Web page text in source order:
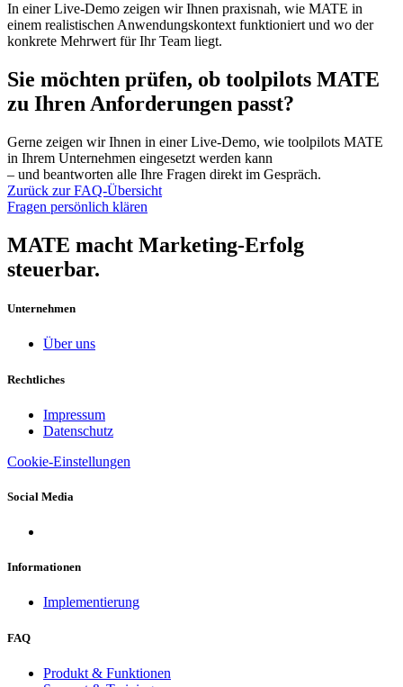
In einer Live-Demo zeigen wir Ihnen praxisnah, wie MATE in
einem realistischen Anwendungskontext funktioniert und wo der
konkrete Mehrwert für Ihr Team liegt.
Sie möchten prüfen, ob toolpilots MATE
zu Ihren Anforderungen passt?
Gerne zeigen wir Ihnen in einer Live-Demo, wie toolpilots MATE
in Ihrem Unternehmen eingesetzt werden kann
– und beantworten alle Ihre Fragen direkt im Gespräch.
Zurück zur FAQ-Übersicht
Fragen persönlich klären
MATE macht Marketing-Erfolg
steuerbar.
Unternehmen
Über uns
Rechtliches
Impressum
Datenschutz
Cookie-Einstellungen
Social Media
Informationen
Implementierung
FAQ
Produkt & Funktionen